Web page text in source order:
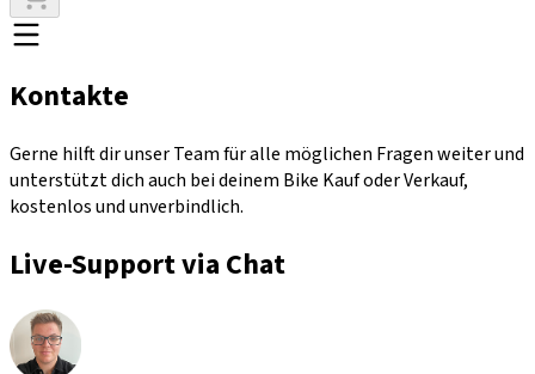
Kontakte
Gerne hilft dir unser Team für alle möglichen Fragen weiter und
unterstützt dich auch bei deinem Bike Kauf oder Verkauf,
kostenlos und unverbindlich.
Live-Support via Chat